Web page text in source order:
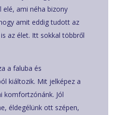
elé, ami néha bizony
amit eddig tudott az
az élet. Itt sokkal többről
a faluba és
kiáltozik. Mit jelképez a
komfortzónánk. Jól
éldegélünk ott szépen,